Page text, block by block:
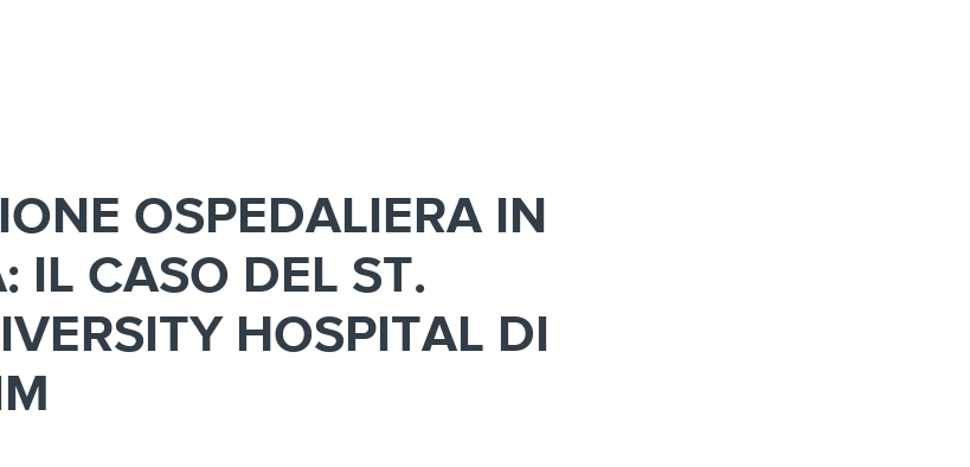
OSPEDALIERA IN
IL CASO DEL ST.
HOSPITAL DI